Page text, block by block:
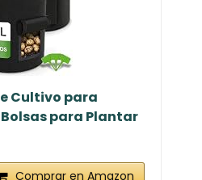
Cultivo para
para Plantar
Comprar en Amazon